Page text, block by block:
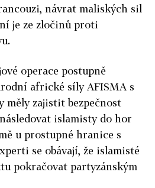
návrat maliských sil
je ze zločinů proti
operace postupně
africké síly AFISMA s
měly zajistit bezpečnost
islamisty do hor
u prostupné hranice s
se obávají, že islamisté
pokračovat partyzánským